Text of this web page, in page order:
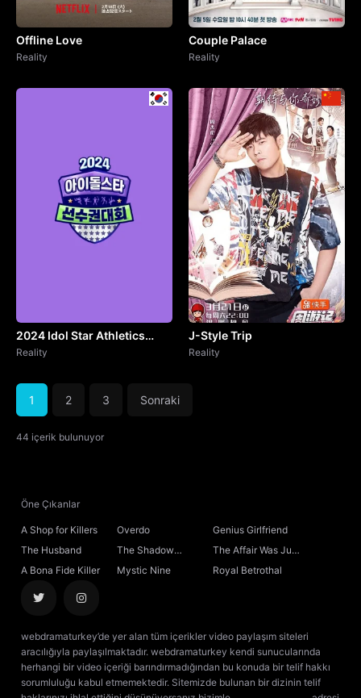
Offline Love
Reality
Couple Palace
Reality
2024 Idol Star Athletics
Championships
Reality
J-Style Trip
Reality
1 2 3 Sonraki
44 içerik bulunuyor
Öne Çıkanlar
A Shop for Killers Overdo
Genius Girlfriend
The Husband
The Shadow
Sovereign
The Affair Was Just
the Beginning
A Bona Fide Killer Mystic Nine Royal Betrothal
webdramaturkey’de yer alan tüm içerikler video paylaşım siteleri
aracılığıyla paylaşılmaktadır. webdramaturkey kendi sunucularında
herhangi bir video içeriği barındırmadığından bu konuda bir telif hakkı
sorumluluğu kabul etmemektedir. Sitemizde bulunan bir dizinin telif